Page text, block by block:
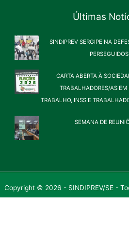
Últimas
SINDIPREV SERGIPE NA
CARTA ABERTA À
TRABALHADORES/AS EM
TRABALHO, INSS E
SEMANA DE
Copyright © 2026 - SINDIPREV/SE -